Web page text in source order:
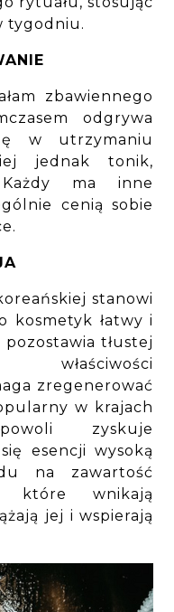
tygodniu.
zbawiennego
odgrywa
w utrzymaniu
jednak tonik,
ma inne
cenią sobie
stanowi
kosmetyk łatwy i
tłustej
zregenerować
w krajach
zyskuje
esencji wysoką
na zawartość
które wnikają
jej i wspierają